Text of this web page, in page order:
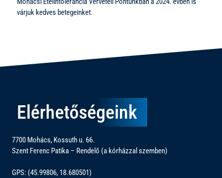
várjuk kedves betegeinket.
Elérhetőségeink
7700 Mohács, Kossuth u. 66.
Szent Ferenc Patika – Rendelő (a kórházzal szemben)
GPS: (45.99806, 18.680501)